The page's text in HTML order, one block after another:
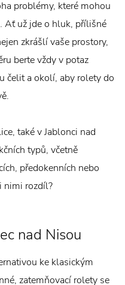
problémy, které mohou
Ať už jde o hluk, přílišné
zkrášlí vaše prostory,
berte vždy v potaz
čelit a okolí, aby rolety do
také v Jablonci nad
typů, včetně
předokenních nebo
nimi rozdíl?
nad Nisou
ke klasickým
zatemňovací rolety se